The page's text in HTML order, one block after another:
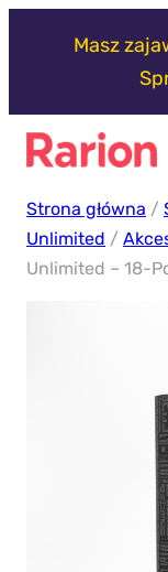
Masz
Strona główna /
Unlimited /
Unlimited – 18-